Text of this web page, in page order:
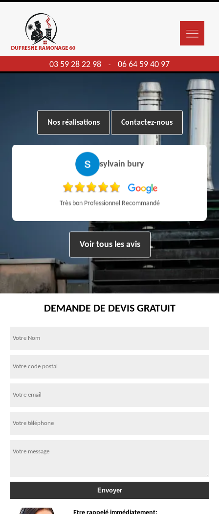
03 59 28 22 98 - 06 64 59 40 97
Nos réalisations Contactez-nous
sylvain bury
Très bon Professionnel Recommandé
Voir tous les avis
DEMANDE DE DEVIS GRATUIT